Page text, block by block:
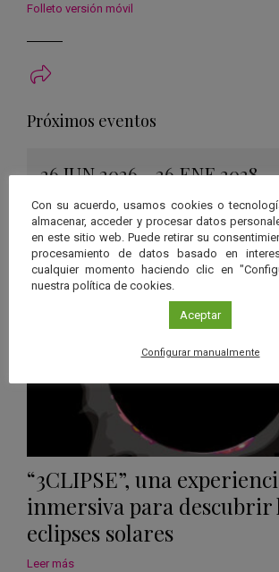
Folleto versión móvil
Próximos eventos
26 JUN 2026 - 26 ENE 2028
Eclipse,Planetario/Gérgal
Málaga,Sevilla
“3CLIPSE”, una
inmersiva para descubrir
eclipses solares
Leer más
Con su acuerdo, usamos cookies o
almacenar, acceder y procesar datos
en este sitio web. Puede retirar su
procesamiento de datos basado en
cualquier momento haciendo clic en
nuestra política de cookies.
Aceptar
Configurar manualmente